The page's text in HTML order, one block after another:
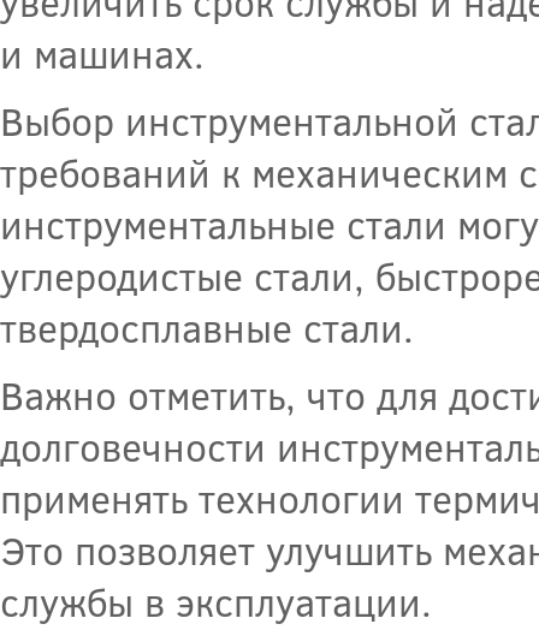
и машинах.
Выбор инструментальной
требований к механическим
инструментальные стали
углеродистые стали,
твердосплавные стали.
Важно отметить, что для
долговечности
применять технологии
Это позволяет улучшить
службы в эксплуатации.